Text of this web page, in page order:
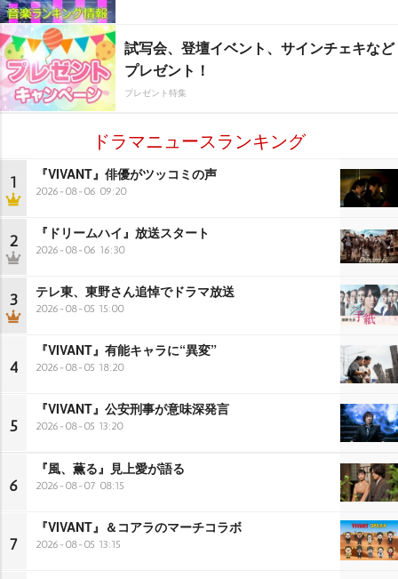
試写会、登壇イベント、サインチェキなど
プレゼント！
プレゼント特集
ドラマニュースランキング
1 『VIVANT』俳優がツッコミの声
2026-08-06 09:20
2 『ドリームハイ』放送スタート
2026-08-06 16:30
3 テレ東、東野さん追悼でドラマ放送
2026-08-05 15:00
4
『VIVANT』有能キャラに“異変”
2026-08-05 18:20
5
『VIVANT』公安刑事が意味深発言
2026-08-05 13:20
6
『風、薫る』見上愛が語る
2026-08-07 08:15
7
『VIVANT』＆コアラのマーチコラボ
2026-08-05 13:15